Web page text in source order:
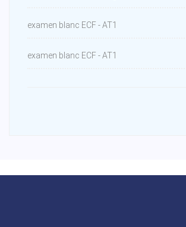
examen blanc ECF - AT1
examen blanc ECF - AT1